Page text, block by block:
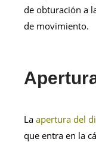
de obturación a
de movimiento.
La apertura del
que entra en la